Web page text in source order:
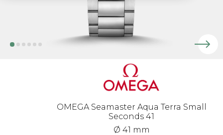
OMEGA Seamaster Aqua Terra Small
Seconds 41
Ø 41 mm